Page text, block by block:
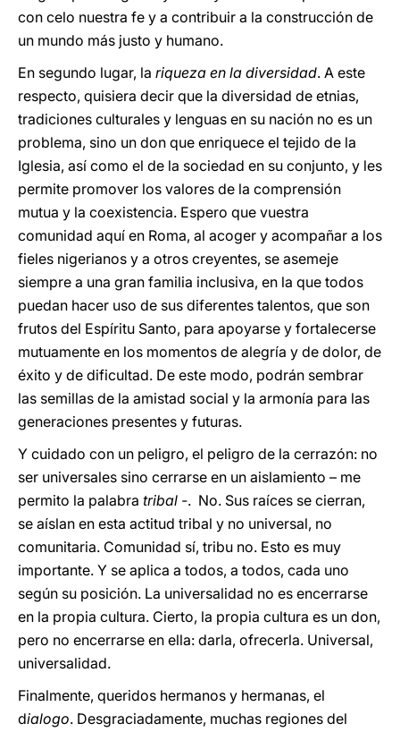
con celo nuestra fe y a contribuir a la construcción de
un mundo más justo y humano.
En segundo lugar, la riqueza en la diversidad. A este
respecto, quisiera decir que la diversidad de etnias,
tradiciones culturales y lenguas en su nación no es un
problema, sino un don que enriquece el tejido de la
Iglesia, así como el de la sociedad en su conjunto, y les
permite promover los valores de la comprensión
mutua y la coexistencia. Espero que vuestra
comunidad aquí en Roma, al acoger y acompañar a los
fieles nigerianos y a otros creyentes, se asemeje
siempre a una gran familia inclusiva, en la que todos
puedan hacer uso de sus diferentes talentos, que son
frutos del Espíritu Santo, para apoyarse y fortalecerse
mutuamente en los momentos de alegría y de dolor, de
éxito y de dificultad. De este modo, podrán sembrar
las semillas de la amistad social y la armonía para las
generaciones presentes y futuras.
Y cuidado con un peligro, el peligro de la cerrazón: no
ser universales sino cerrarse en un aislamiento – me
permito la palabra tribal -. No. Sus raíces se cierran,
se aíslan en esta actitud tribal y no universal, no
comunitaria. Comunidad sí, tribu no. Esto es muy
importante. Y se aplica a todos, a todos, cada uno
según su posición. La universalidad no es encerrarse
en la propia cultura. Cierto, la propia cultura es un don,
pero no encerrarse en ella: darla, ofrecerla. Universal,
universalidad.
Finalmente, queridos hermanos y hermanas, el
dialogo. Desgraciadamente, muchas regiones del